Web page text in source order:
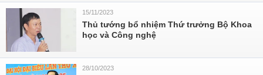
15/11/2023
Thủ tướng bổ nhiệm Thứ trưởng Bộ Khoa
học và Công nghệ
28/10/2023